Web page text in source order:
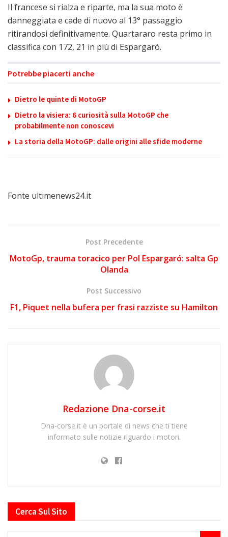
Il francese si rialza e riparte, ma la sua moto è
danneggiata e cade di nuovo al 13° passaggio
ritirandosi definitivamente. Quartararo resta primo in
classifica con 172, 21 in più di Espargaró.
Potrebbe piacerti anche
Dietro le quinte di MotoGP
Dietro la visiera: 6 curiosità sulla MotoGP che
probabilmente non conoscevi
La storia della MotoGP: dalle origini alle sfide moderne
Fonte ultimenews24.it
Post Precedente
MotoGp, trauma toracico per Pol Espargaró: salta Gp
Olanda
Post Successivo
F1, Piquet nella bufera per frasi razziste su Hamilton
Redazione Dna-corse.it
Dna-corse.it è un portale di news che ti tiene
informato sulle notizie riguardo i motori.
Cerca Sul Sito